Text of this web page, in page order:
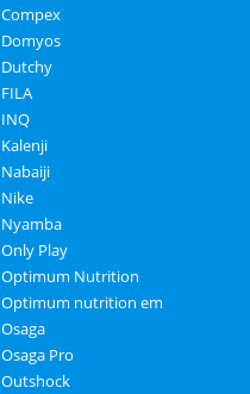
Compex
Domyos
Dutchy
FILA
INQ
Kalenji
Nabaiji
Nike
Nyamba
Only Play
Optimum Nutrition
Optimum nutrition em
Osaga
Osaga Pro
Outshock